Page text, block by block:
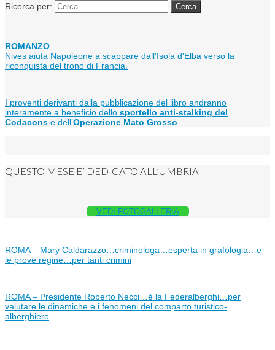
Ricerca per:
ROMANZO:
Nives aiuta Napoleone a scappare dall'Isola d'Elba verso la
riconquista del trono di Francia.
I proventi derivanti dalla pubblicazione del libro andranno
interamente a beneficio dello sportello anti-stalking del
Codacons e dell’Operazione Mato Grosso
QUESTO MESE E’ DEDICATO ALL’UMBRIA
VEDI FOTOGALLERIA
ROMA – Mary Caldarazzo…criminologa…esperta in grafologia…e
le prove regine…per tanti crimini
ROMA – Presidente Roberto Necci…è la Federalberghi…per
valutare le dinamiche e i fenomeni del comparto turistico-
alberghiero